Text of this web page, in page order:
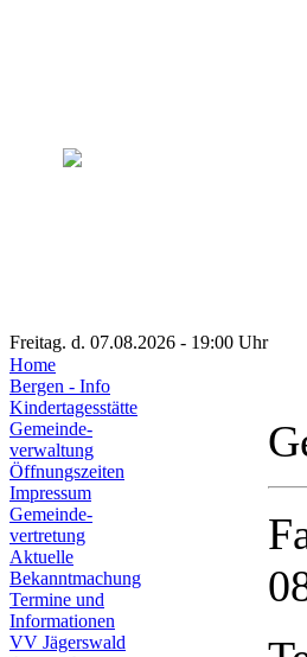
Freitag. d. 07.08.2026 - 19:00 Uhr
Home
Bergen - Info
Kindertagesstätte
Gemeinde-
verwaltung
Öffnungszeiten
Impressum
Gemeinde-
vertretung
Aktuelle
Bekanntmachung
Termine und
Informationen
VV Jägerswald